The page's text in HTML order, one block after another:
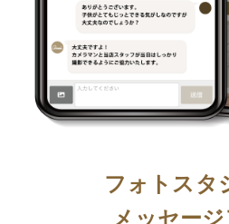
フォトスタ
メッセー